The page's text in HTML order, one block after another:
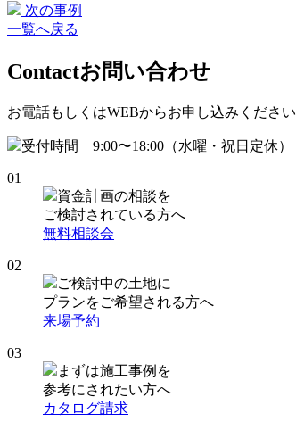
次の事例
一覧へ戻る
Contactお問い合わせ
お電話もしくはWEBからお申し込みください
受付時間 9:00〜18:00（水曜・祝日定休）
01
資金計画の相談を
ご検討されている方へ
無料相談会
02
ご検討中の土地に
プランをご希望される方へ
来場予約
03
まずは施工事例を
参考にされたい方へ
カタログ請求